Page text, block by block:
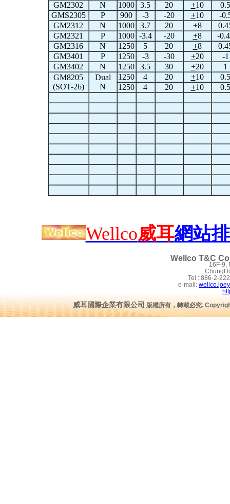
GM2302
N 1000 3.5 20 +10
0.5
GMS2305
P 900 -3 -20 +10
-
GM2312
N 1000 3.7 20 +8
GM2321
P 1000 -3.4 -20 +8
-
GM2316
N 1250 5 20 +8
GM3401
P 1250 -3 -30 +20
-1
GM3402
N 1250 3.5 30 +20
1
GM8205
(SOT-26)
Dual
N
1250 4 20 +10
0.5
1250
4 20 +10 0.5
Wellco威耳網站
Wellco T&C
16F-9,
Tel : 886-2-
e-mail:
威耳國際企業有限公司 版權所有，轉載必究.